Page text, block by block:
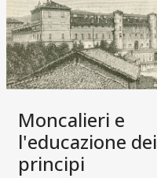
Moncalieri e
l'educazione dei
principi